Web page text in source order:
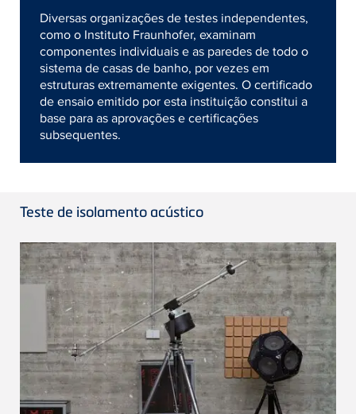
Diversas organizações de testes independentes,
como o Instituto Fraunhofer, examinam
componentes individuais e as paredes de todo o
sistema de casas de banho, por vezes em
estruturas extremamente exigentes. O certificado
de ensaio emitido por esta instituição constitui a
base para as aprovações e certificações
subsequentes.
Teste de isolamento acústico